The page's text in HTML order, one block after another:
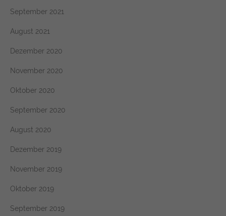
September 2021
August 2021
Dezember 2020
November 2020
Oktober 2020
September 2020
August 2020
Dezember 2019
November 2019
Oktober 2019
September 2019